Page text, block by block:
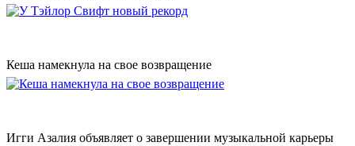
Кеша намекнула на свое возвращение
Игги Азалия объявляет о завершении музыкальной карьеры